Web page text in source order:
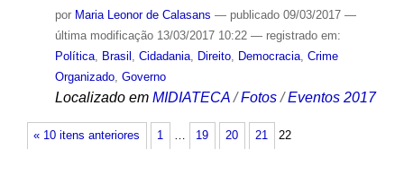
por Maria Leonor de Calasans — publicado09/03/2017 —
última modificação13/03/2017 10:22 — registrado em:
Política, Brasil , Cidadania, Direito, Democracia, Crime
Organizado, Governo
Localizado em MIDIATECA /Fotos /Eventos 2017
« 10 itens anteriores 1 … 19 20 21 22